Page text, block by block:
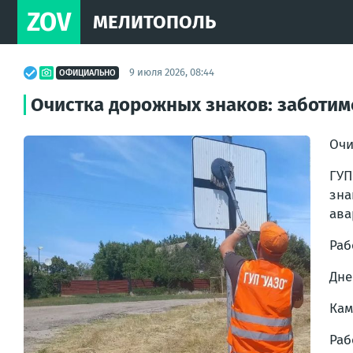
ZOV МЕЛИТОПОЛЬ
ОФИЦИАЛЬНО 9 июля 2026, 08:44
Очистка дорожных знаков: